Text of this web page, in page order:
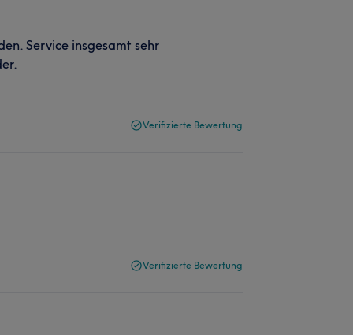
Service insgesamt sehr
Verifizierte Bewertung
Verifizierte Bewertung